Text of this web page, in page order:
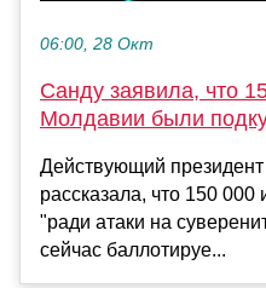
06:00, 28 Окт
Санду заявила, что
Молдавии были
Действующий
рассказала, что 150 000
"ради атаки на
сейчас баллотируе...